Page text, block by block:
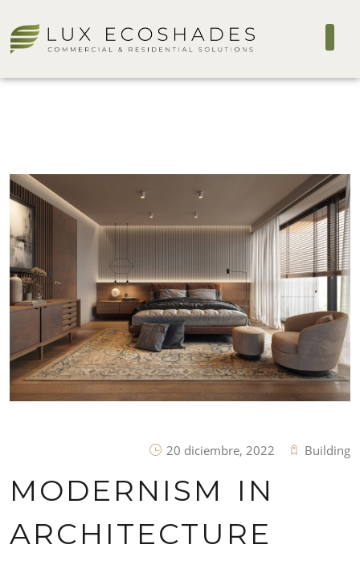
20 diciembre, 2022 Building
MODERNISM IN
ARCHITECTURE